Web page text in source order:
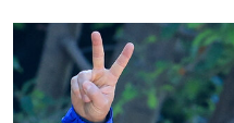
politik
öko